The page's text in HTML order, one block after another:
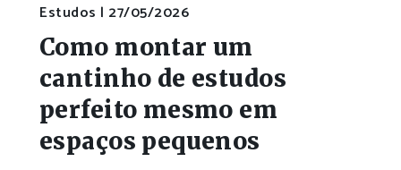
Estudos | 27/05/2026
Como montar um
cantinho de estudos
perfeito mesmo em
espaços pequenos